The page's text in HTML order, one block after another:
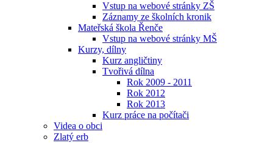
Vstup na webové stránky ZŠ
Záznamy ze školních kronik
Mateřská škola Řenče
Vstup na webové stránky MŠ
Kurzy, dílny
Kurz angličtiny
Tvořivá dílna
Rok 2009 - 2011
Rok 2012
Rok 2013
Kurz práce na počítači
Videa o obci
Zlatý erb